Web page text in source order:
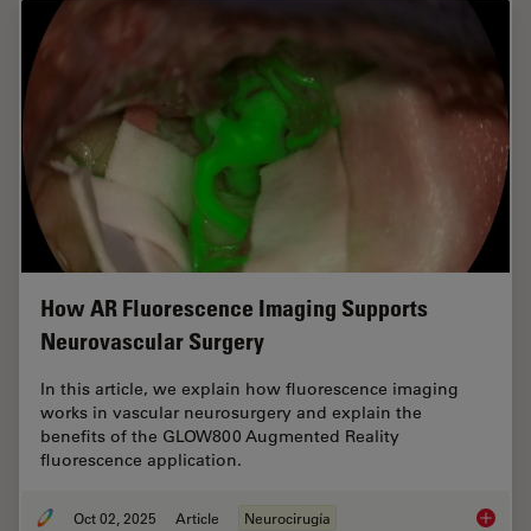
How AR Fluorescence Imaging Supports
Neurovascular Surgery
In this article, we explain how fluorescence imaging
works in vascular neurosurgery and explain the
benefits of the GLOW800 Augmented Reality
fluorescence application.
Oct 02, 2025 Article Neurocirugía How